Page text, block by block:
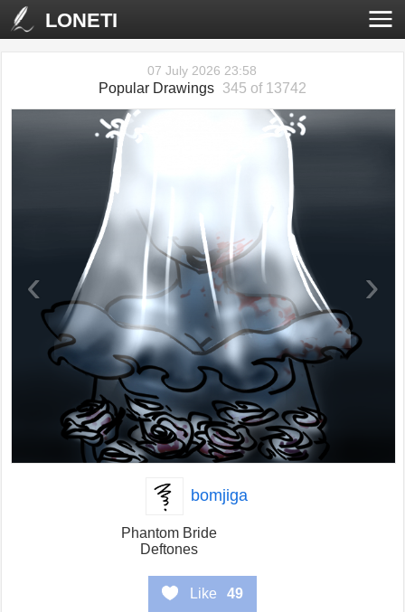
LONETI
07 July 2026 23:58
Popular Drawings 345 of 13742
‹ ›
bomjiga
Phantom Bride
Deftones
Like 49